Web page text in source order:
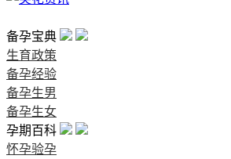
备孕宝典
生育政策
备孕经验
备孕生男
备孕生女
孕期百科
怀孕验孕